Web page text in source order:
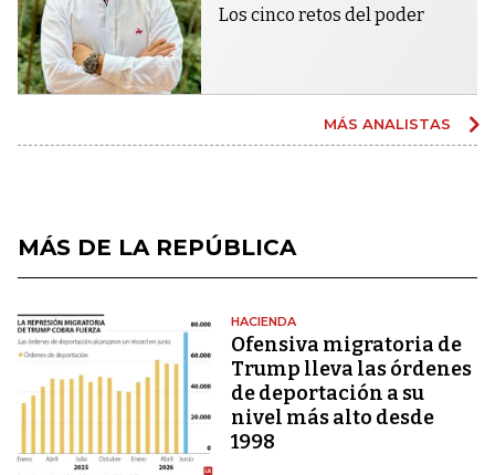
Los cinco retos del poder
MÁS ANALISTAS
MÁS DE LA REPÚBLICA
HACIENDA
Ofensiva migratoria de
Trump lleva las órdenes
de deportación a su
nivel más alto desde
1998